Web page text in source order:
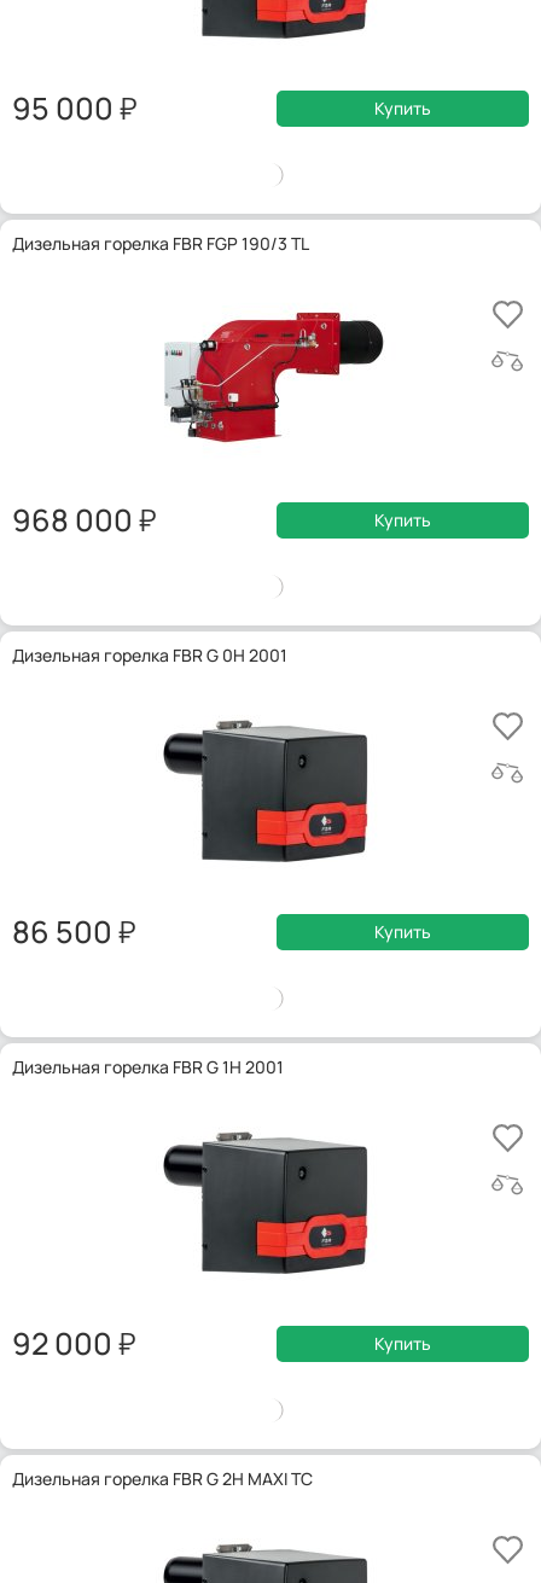
95 000 Купить
Дизельная горелка FBR FGP 190/3 TL
968 000 Купить
Дизельная горелка FBR G 0H 2001
86 500 Купить
Дизельная горелка FBR G 1H 2001
92 000 Купить
Дизельная горелка FBR G 2H MAXI TC